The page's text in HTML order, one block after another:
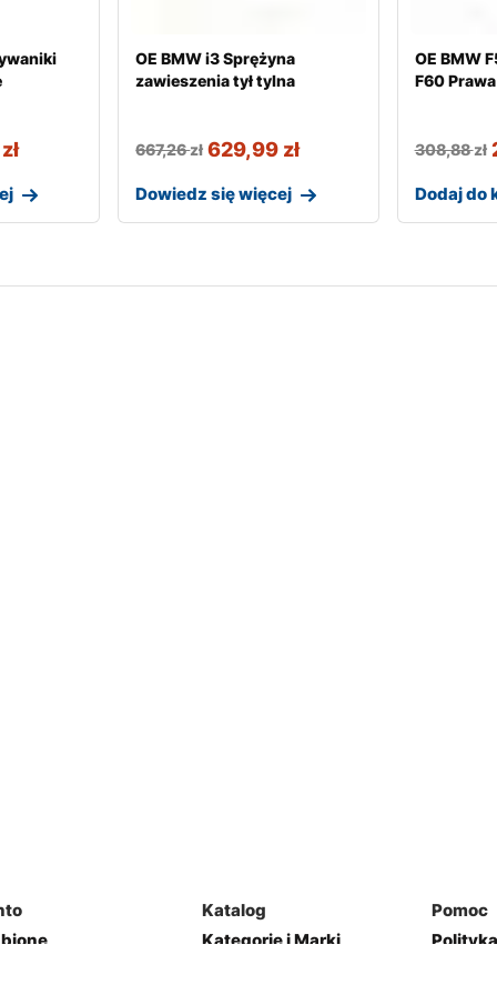
zł
OE BMW i3 Sprężyna
zawieszenia tył tylna
667,26zł 629,99 zł
Dowiedz się więcej
OE BMW
F60
308,88zł
Dodaj do
Katalog
Kategorie i Marki
Pomoc